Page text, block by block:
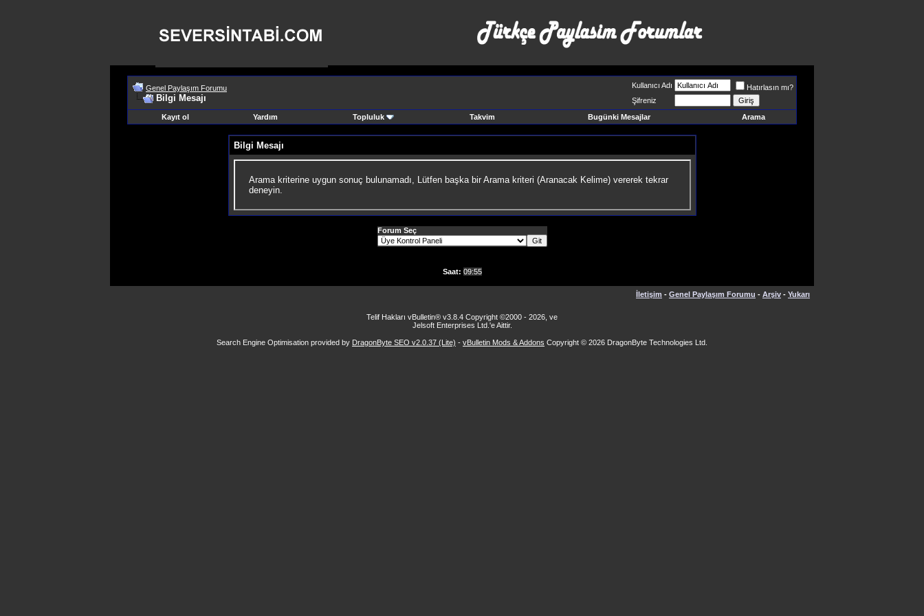
Genel Paylaşım Forumu
Bilgi Mesajı
Kullanıcı Adı
Hatırlasın mı?
Şifreniz
Kayıt ol
Yardım Topluluk Takvim Bugünki Mesajlar Arama
Bilgi Mesajı
Arama kriterine uygun sonuç bulunamadı, Lütfen başka bir Arama kriteri (Aranacak Kelime) vererek tekrar
deneyin.
Forum Seç
Saat: 09:55
İletişim - Genel Paylaşım Forumu - Arşiv - Yukarı
Telif Hakları vBulletin® v3.8.4 Copyright ©2000 - 2026, ve
Jelsoft Enterprises Ltd.'e Aittir.
Search Engine Optimisation provided by DragonByte SEO v2.0.37 (Lite) - vBulletin Mods & Addons Copyright © 2026 DragonByte Technologies Ltd.